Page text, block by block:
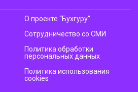
О проекте “Бухгуру”
Сотрудничество со СМИ
Политика обработки
персональных данных
Политика использования
cookies